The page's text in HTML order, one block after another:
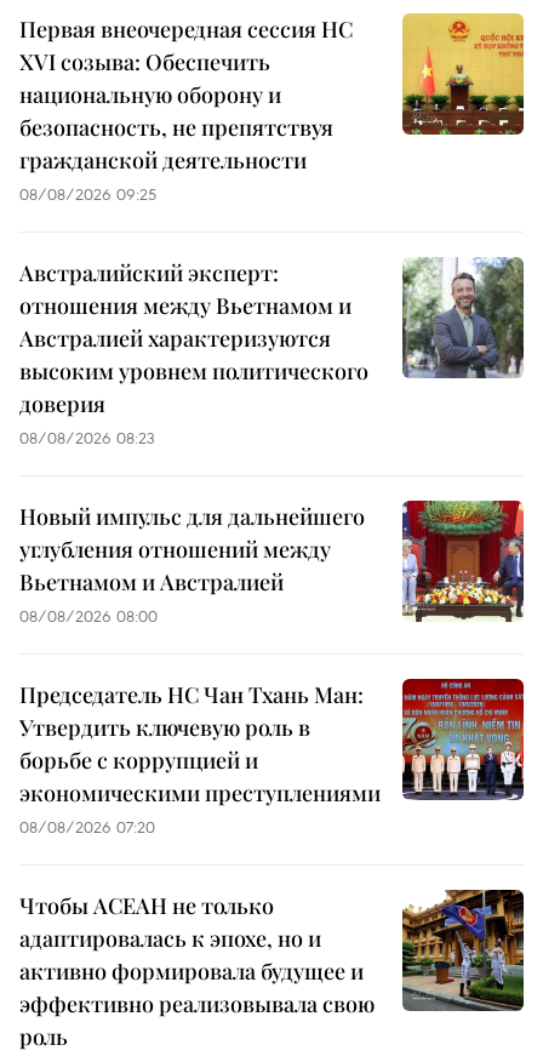
Первая внеочередная сессия НС
XVI созыва: Обеспечить
национальную оборону и
безопасность, не препятствуя
гражданской деятельности
08/08/2026 09:25
Австралийский эксперт:
отношения между Вьетнамом и
Австралией характеризуются
высоким уровнем политического
доверия
08/08/2026 08:23
Новый импульс для дальнейшего
углубления отношений между
Вьетнамом и Австралией
08/08/2026 08:00
Председатель НС Чан Тхань Ман:
Утвердить ключевую роль в
борьбе с коррупцией и
экономическими преступлениями
08/08/2026 07:20
Чтобы АСЕАН не только
адаптировалась к эпохе, но и
активно формировала будущее и
эффективно реализовывала свою
роль